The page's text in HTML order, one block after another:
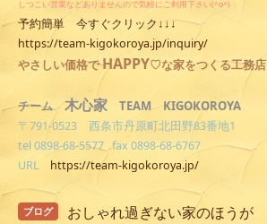
しつこい営業などありませんので気軽にご利用下さい(^o^)
予約簡単 今すぐクリック↓↓↓
https://team-kigokoroya.jp/inquiry/
やさしい価格でHAPPY♡な家をつくる工務店
チーム木心家 TEAM KIGOKOROYA
〒791-0523 西条市丹原町北田野83番地1
tel 0898-68-5577 fax 0898-68-6767
URL https://team-kigokoroya.jp/
ブログ おしゃれ過ぎない家のほうが